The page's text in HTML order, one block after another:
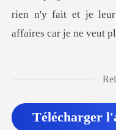
Déconnexion
rien n'y fait et je leur
Télécharger